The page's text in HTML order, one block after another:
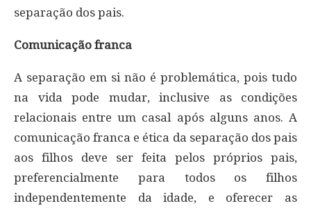
separação dos pais.
Comunicação franca
A separação em si não é problemática, pois tudo
na vida pode mudar, inclusive as condições
relacionais entre um casal após alguns anos. A
comunicação franca e ética da separação dos pais
aos filhos deve ser feita pelos próprios pais,
preferencialmente para todos os filhos
independentemente da idade, e oferecer as